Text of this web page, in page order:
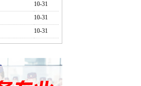
10-31
10-31
10-31